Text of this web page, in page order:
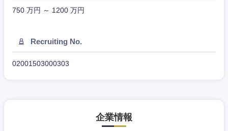
750 万円 ～ 1200 万円
Recruiting No.
02001503000303
企業情報
新潟県